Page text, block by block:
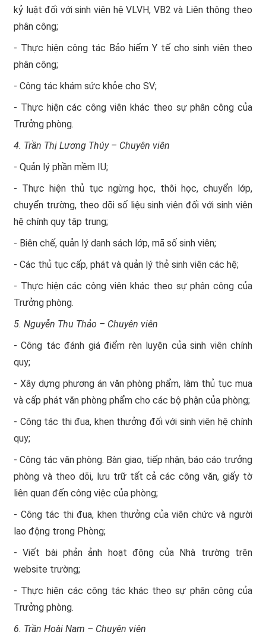
kỷ luật đối với sinh viên hệ VLVH, VB2 và Liên thông theo
phân công;
- Thực hiện công tác Bảo hiểm Y tế cho sinh viên theo
phân công;
- Công tác khám sức khỏe cho SV;
- Thực hiện các công viên khác theo sự phân công của
Trưởng phòng.
4. Trần Thị Lương Thúy – Chuyên viên
- Quản lý phần mềm IU;
- Thực hiện thủ tục ngừng học, thôi học, chuyển lớp,
chuyển trường, theo dõi số liệu sinh viên đối với sinh viên
hệ chính quy tập trung;
- Biên chế, quản lý danh sách lớp, mã số sinh viên;
- Các thủ tục cấp, phát và quản lý thẻ sinh viên các hệ;
- Thực hiện các công viên khác theo sự phân công của
Trưởng phòng.
5. Nguyễn Thu Thảo – Chuyên viên
- Công tác đánh giá điểm rèn luyện của sinh viên chính
quy;
- Xây dựng phương án văn phòng phẩm, làm thủ tục mua
và cấp phát văn phòng phẩm cho các bộ phận của phòng;
- Công tác thi đua, khen thưởng đối với sinh viên hệ chính
quy;
- Công tác văn phòng. Bàn giao, tiếp nhận, báo cáo trưởng
phòng và theo dõi, lưu trữ tất cả các công văn, giấy tờ
liên quan đến công việc của phòng;
- Công tác thi đua, khen thưởng của viên chức và người
lao động trong Phòng;
- Viết bài phản ảnh hoạt động của Nhà trường trên
website trường;
- Thực hiện các công tác khác theo sự phân công của
Trưởng phòng.
6. Trần Hoài Nam – Chuyên viên